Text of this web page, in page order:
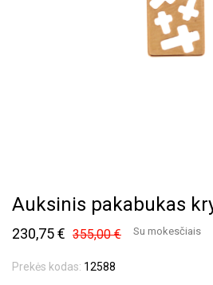
Auksinis pakabukas
230,75 € 355,00 € Su mokesčiais
Prekės kodas: 12588